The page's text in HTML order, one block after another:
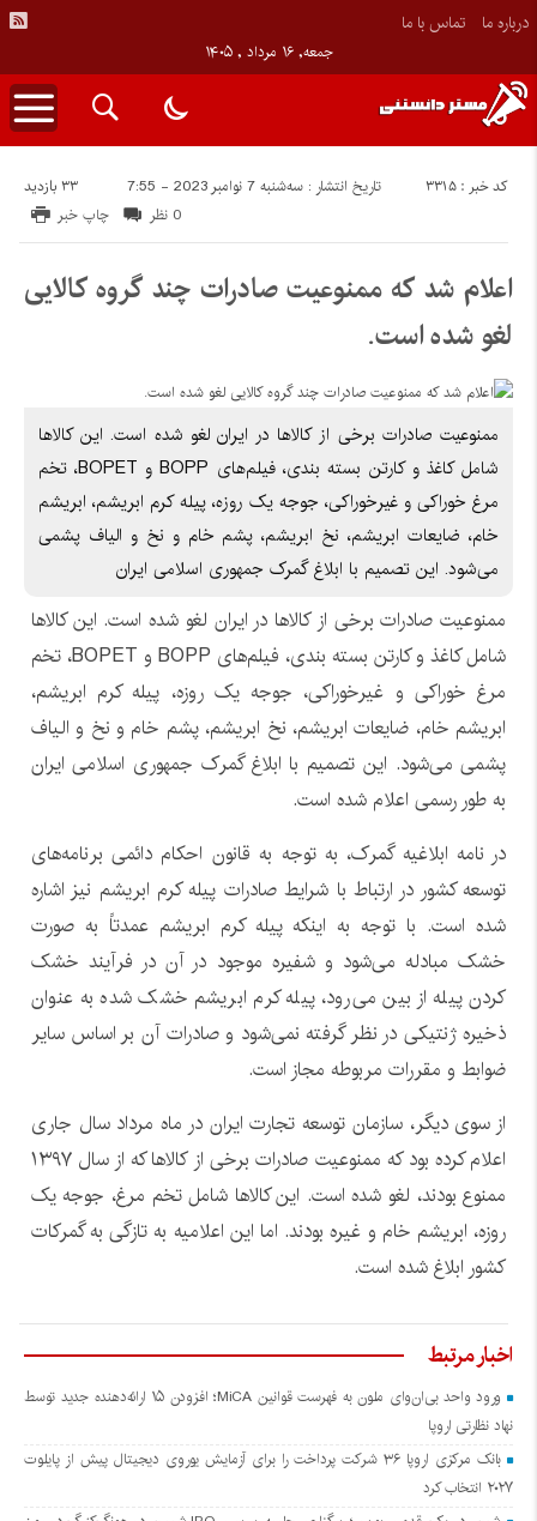
درباره ما تماس با ما
جمعه, ۱۶ مرداد , ۱۴۰۵
تاریخ انتشار : سه‌شنبه 7 نوامبر 2023 - 7:55 33 بازدید کد خبر : 3315
چاپ خبر 0 نظر
اعلام شد که ممنوعیت صادرات چند گروه کالایی
لغو شده است.
ممنوعیت صادرات برخی از کالاها در ایران لغو شده است. این کالاها
شامل کاغذ و کارتن بسته بندی، فیلم‌های BOPP و BOPET، تخم
مرغ خوراکی و غیرخوراکی، جوجه یک روزه، پیله کرم ابریشم، ابریشم
خام، ضایعات ابریشم، نخ ابریشم، پشم خام و نخ و الیاف پشمی
می‌شود. این تصمیم با ابلاغ گمرک جمهوری اسلامی ایران
ممنوعیت صادرات برخی از کالاها در ایران لغو شده است. این کالاها
شامل کاغذ و کارتن بسته بندی، فیلم‌های BOPP و BOPET، تخم
مرغ خوراکی و غیرخوراکی، جوجه یک روزه، پیله کرم ابریشم،
ابریشم خام، ضایعات ابریشم، نخ ابریشم، پشم خام و نخ و الیاف
پشمی می‌شود. این تصمیم با ابلاغ گمرک جمهوری اسلامی ایران
به طور رسمی اعلام شده است.
در نامه ابلاغیه گمرک، به توجه به قانون احکام دائمی برنامه‌های
توسعه کشور در ارتباط با شرایط صادرات پیله کرم ابریشم نیز اشاره
شده است. با توجه به اینکه پیله کرم ابریشم عمدتاً به صورت
خشک مبادله می‌شود و شفیره موجود در آن در فرآیند خشک
کردن پیله از بین می‌رود، پیله کرم ابریشم خشک شده به عنوان
ذخیره ژنتیکی در نظر گرفته نمی‌شود و صادرات آن بر اساس سایر
ضوابط و مقررات مربوطه مجاز است.
از سوی دیگر، سازمان توسعه تجارت ایران در ماه مرداد سال جاری
اعلام کرده بود که ممنوعیت صادرات برخی از کالاها که از سال ۱۳۹۷
ممنوع بودند، لغو شده است. این کالاها شامل تخم مرغ، جوجه یک
روزه، ابریشم خام و غیره بودند. اما این اعلامیه به تازگی به گمرکات
کشور ابلاغ شده است.
اخبار مرتبط
ورود واحد بی‌ان‌وای ملون به فهرست قوانین MiCA؛ افزودن ۱۵ ارائه‌دهنده جدید توسط
نهاد نظارتی اروپا
بانک مرکزی اروپا ۳۶ شرکت پرداخت را برای آزمایش یوروی دیجیتال پیش از پایلوت
۲۰۲۷ انتخاب کرد